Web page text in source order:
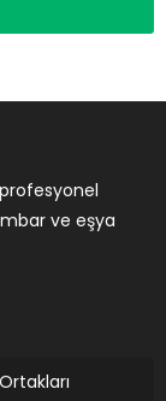
ve eşya